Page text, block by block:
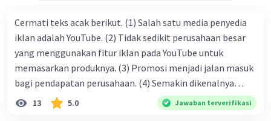
3. Pembuatan jadwal dan rencana pelaksanaan kegiatan
4. Penentuan tugas dan tanggung jawab setiap anggota
tim
5. Persiapan dan pembuatan bahan-bahan presentasi
6. Evaluasi dan monitoring pelaksanaan kegiatan
7. Laporan akhir dan pelaporan hasil kegiatan.
Cermati teks acak berikut. (1) Salah satu media penyedia
iklan adalah YouTube. (2) Tidak sedikit perusahaan besar
yang menggunakan fitur iklan pada YouTube untuk
memasarkan produknya. (3) Promosi menjadi jalan masuk
bagi pendapatan perusahaan. (4) Semakin dikenalnya
suatu produk oleh konsumen, semakin besar pula peluang
13 5.0 Jawaban terverifikasi